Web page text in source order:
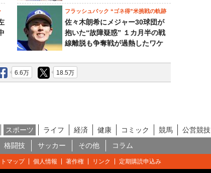
フラッシュバック “ゴネ得”米挑戦の軌跡
佐々木朗希にメジャー30球団が
抱いた“故障疑惑” １カ月半の戦
線離脱も争奪戦が過熱したワケ
6.6万 18.5万
スポーツ ライフ 経済 健康 コミック 競馬 公営競技
格闘技 サッカー その他 コラム
マップ 個人情報 著作権 リンク 定期購読申込み